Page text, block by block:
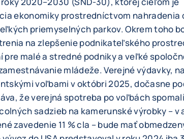
ekonomiky prostredníctvom nahradenia
priemyselných parkov. Okrem toho
na zlepšenie podnikateľského
pre malé a stredné podniky a veľké
mládeže. Verejné výdavky,
voľbami v októbri 2025, dočasne
že verejná spotreba po voľbách
sadzieb na kamerunské výrobky – v
zavedenie 11 % cla – bude mať